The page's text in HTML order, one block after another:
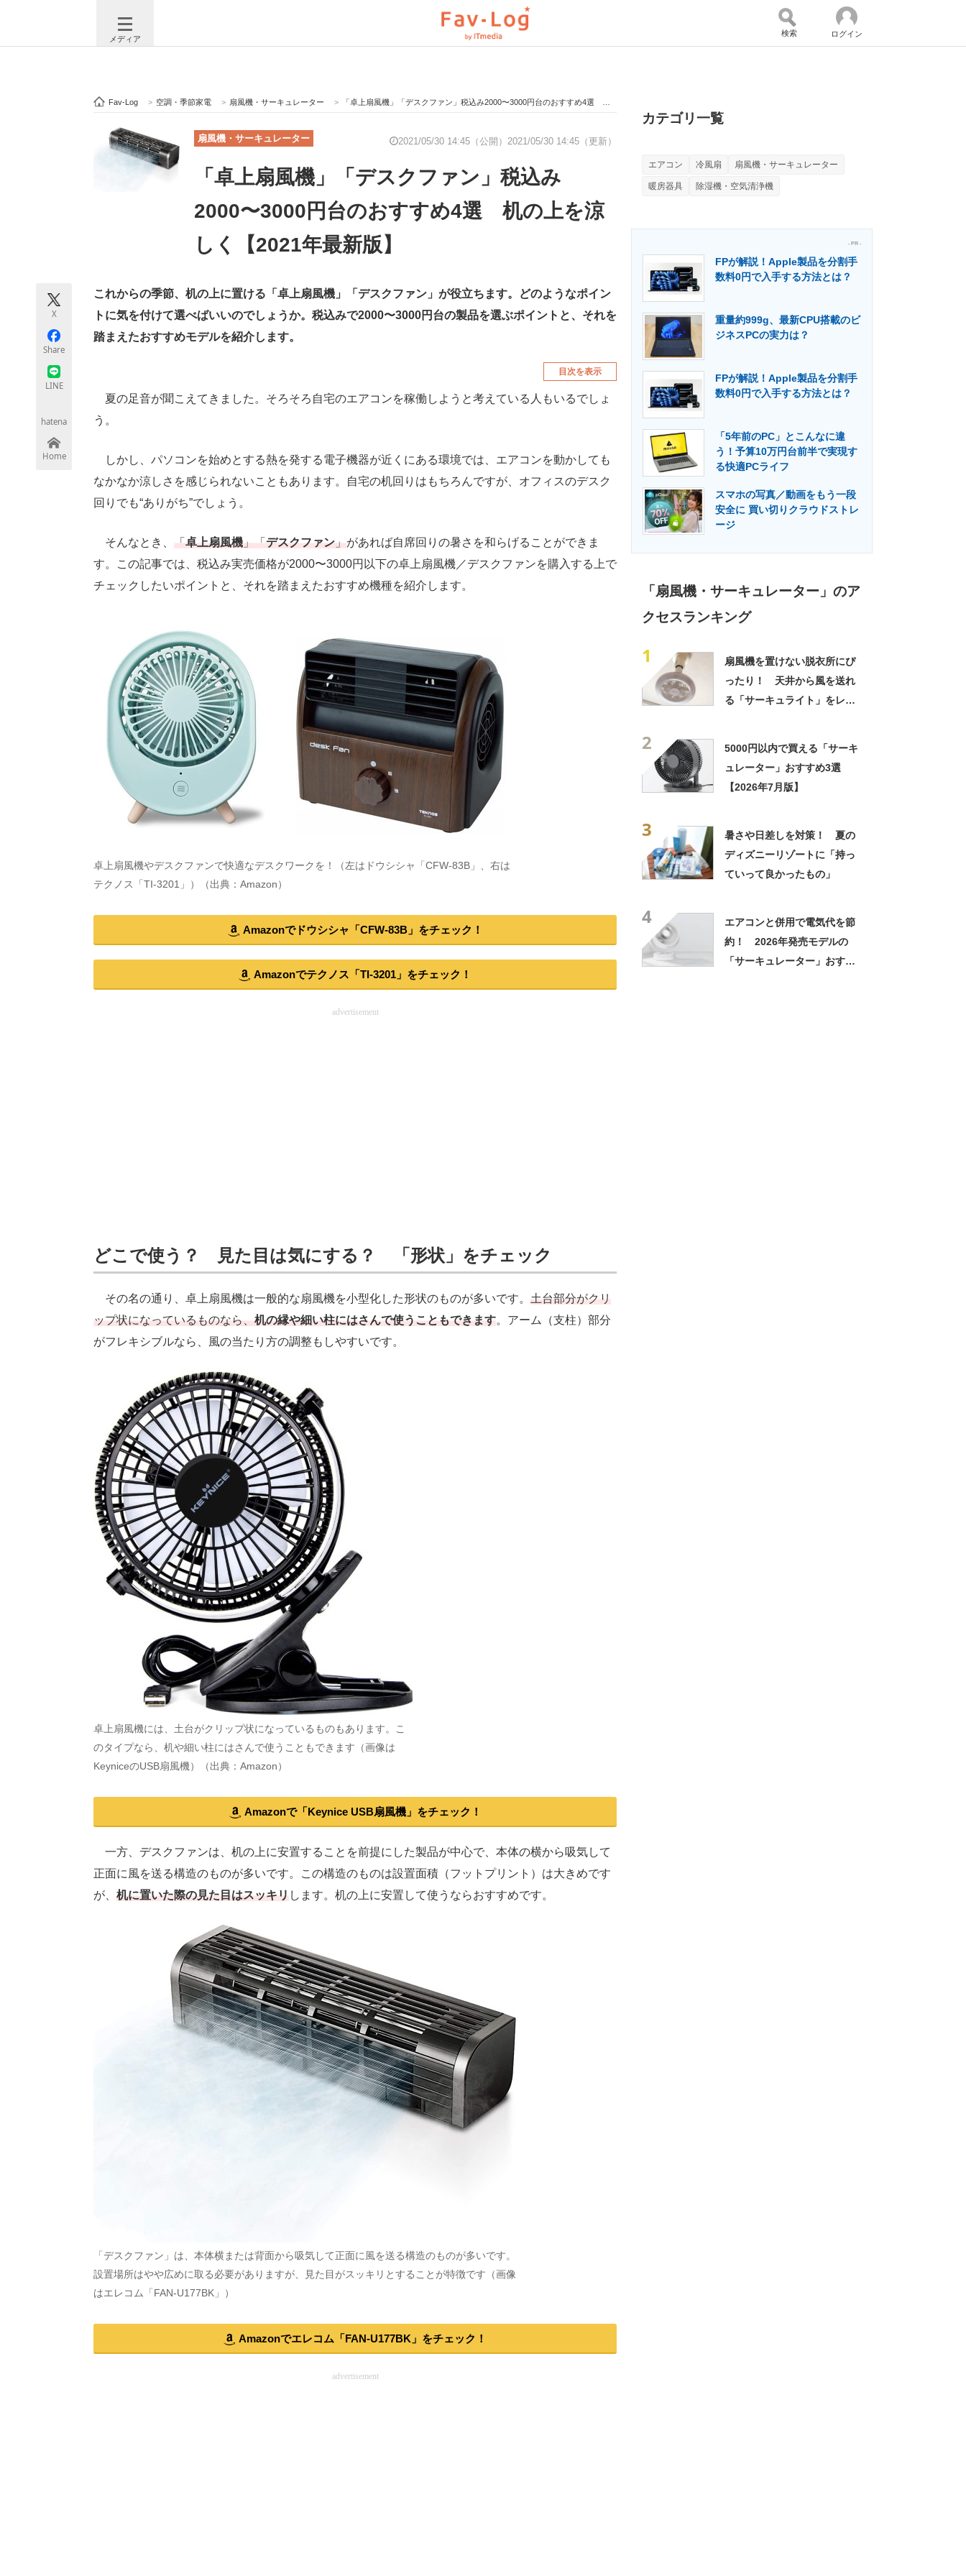
メディア
注目記事を集めた総合ページ ITの今と未来を見通す スマホと通信の最新トレンド 進化するPCとデバイスの未来
ビジネスと働き方のヒント AI活用のいまが分かる 企業ITのトレンドを詳説
ITエンジニア向け専門サイト 企業向けIT製品の総合サイト
モノづくり技術者専門サイト エレクトロニクス専門サイト 電子設計の基本と応用 エネルギーの専門メディア
検索 ログイン
Fav-Log > 空調・季節家電 > 扇風機・サーキュレーター > 「卓上扇風機」「デスクファン」税込み2000〜3000円台のおすすめ4選 机の上を涼しく【2021年最新版】
扇風機・サーキュレーター 2021/05/30 14:45（公開） 2021/05/30 14:45（更新）
「卓上扇風機」「デスクファン」税込み
2000〜3000円台のおすすめ4選 机の上を涼
しく【2021年最新版】
X
Share
LINE
hatena
Home
これからの季節、机の上に置ける「卓上扇風機」「デスクファン」が役立ちます。どのようなポイン
トに気を付けて選べばいいのでしょうか。税込みで2000〜3000円台の製品を選ぶポイントと、それを
踏まえたおすすめモデルを紹介します。
目次を表示
夏の足音が聞こえてきました。そろそろ自宅のエアコンを稼働しようと考えている人もいるでしょ
う。
しかし、パソコンを始めとする熱を発する電子機器が近くにある環境では、エアコンを動かしても
なかなか涼しさを感じられないこともあります。自宅の机回りはもちろんですが、オフィスのデスク
回りでも“ありがち”でしょう。
そんなとき、 「卓上扇風機」「デスクファン」があれば自席回りの暑さを和らげることができま
す。この記事では、税込み実売価格が2000〜3000円以下の卓上扇風機／デスクファンを購入する上で
チェックしたいポイントと、それを踏まえたおすすめ機種を紹介します。
卓上扇風機やデスクファンで快適なデスクワークを！（左はドウシシャ「CFW-83B」、右は
テクノス「TI-3201」）（出典：Amazon）
Amazonでドウシシャ「CFW-83B」をチェック！
Amazonでテクノス「TI-3201」をチェック！
advertisement
どこで使う？ 見た目は気にする？ 「形状」をチェック
その名の通り、卓上扇風機は一般的な扇風機を小型化した形状のものが多いです。 土台部分がクリ
ップ状になっているものなら、机の縁や細い柱にはさんで使うこともできます。アーム（支柱）部分
がフレキシブルなら、風の当たり方の調整もしやすいです。
卓上扇風機には、土台がクリップ状になっているものもあります。こ
のタイプなら、机や細い柱にはさんで使うこともできます（画像は
KeyniceのUSB扇風機）（出典：Amazon）
Amazonで「Keynice USB扇風機」をチェック！
一方、デスクファンは、机の上に安置することを前提にした製品が中心で、本体の横から吸気して
正面に風を送る構造のものが多いです。この構造のものは設置面積（フットプリント）は大きめです
が、 机に置いた際の見た目はスッキリします。机の上に安置して使うならおすすめです。
「デスクファン」は、本体横または背面から吸気して正面に風を送る構造のものが多いです。
設置場所はやや広めに取る必要がありますが、見た目がスッキリとすることが特徴です（画像
はエレコム「FAN-U177BK」）
Amazonでエレコム「FAN-U177BK」をチェック！
advertisement
カテゴリ一覧
エアコン 冷風扇 扇風機・サーキュレーター
暖房器具 除湿機・空気清浄機
- PR -
FPが解説！Apple製品を分割手
数料0円で入手する方法とは？
重量約999g、最新CPU搭載のビ
ジネスPCの実力は？
FPが解説！Apple製品を分割手
数料0円で入手する方法とは？
「5年前のPC」とこんなに違
う！予算10万円台前半で実現す
る快適PCライフ
スマホの写真／動画をもう一段
安全に 買い切りクラウドストレ
ージ
「扇風機・サーキュレーター」のア
クセスランキング
1
扇風機を置けない脱衣所にぴ
ったり！ 天井から風を送れ
る「サーキュライト」をレビ
2
5000円以内で買える「サーキ
ュレーター」おすすめ3選
【2026年7月版】
3
暑さや日差しを対策！ 夏の
ディズニーリゾートに「持っ
ていって良かったもの」
4
エアコンと併用で電気代を節
約！ 2026年発売モデルの
「サーキュレーター」おすす